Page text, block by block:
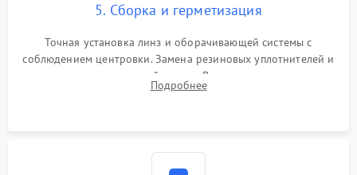
5. Сборка и герметизация
Точная установка линз и оборачивающей системы с
соблюдением центровки. Замена резиновых уплотнителей и
нанесение влагозащитной смазки. Вакуумирование корпуса
и заполнение его осушенным азотом или аргоном для
Подробнее